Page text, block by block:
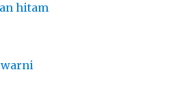
hitam
warni